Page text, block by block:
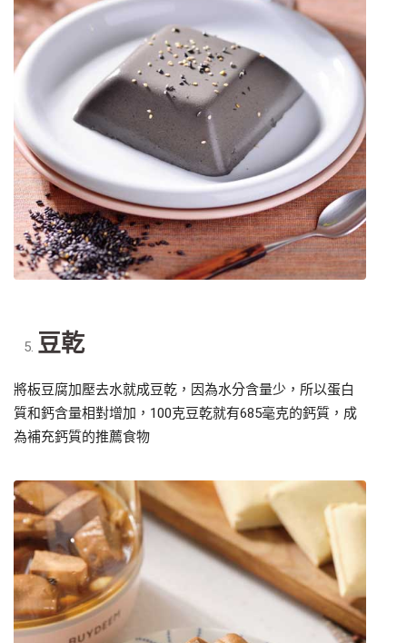
豆乾
將板豆腐加壓去水就成豆乾，因為水分含量少，所以蛋白
質和鈣含量相對增加，100克豆乾就有685毫克的鈣質，成
為補充鈣質的推薦食物